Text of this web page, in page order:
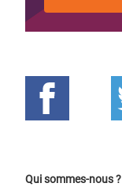
Qui sommes-nous ?